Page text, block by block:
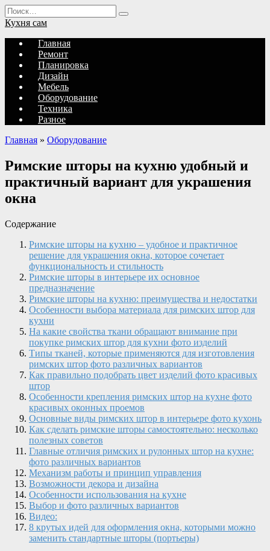
Перейти
к
содержанию
Search
for:
Кухня сам
Главная
Ремонт
Планировка
Дизайн
Мебель
Оборудование
Техника
Разное
Главная » Оборудование
Римские шторы на кухню удобный и
практичный вариант для украшения
окна
Содержание
Римские шторы на кухню – удобное и практичное
решение для украшения окна, которое сочетает
функциональность и стильность
Римские шторы в интерьере их основное
предназначение
Римские шторы на кухню: преимущества и недостатки
Особенности выбора материала для римских штор для
кухни
На какие свойства ткани обращают внимание при
покупке римских штор для кухни фото изделий
Типы тканей, которые применяются для изготовления
римских штор фото различных вариантов
Как правильно подобрать цвет изделий фото красивых
штор
Особенности крепления римских штор на кухне фото
красивых оконных проемов
Основные виды римских штор в интерьере фото кухонь
Как сделать римские шторы самостоятельно: несколько
полезных советов
Главные отличия римских и рулонных штор на кухне:
фото различных вариантов
Механизм работы и принцип управления
Возможности декора и дизайна
Особенности использования на кухне
Выбор и фото различных вариантов
Видео:
8 крутых идей для оформления окна, которыми можно
заменить стандартные шторы (портьеры)